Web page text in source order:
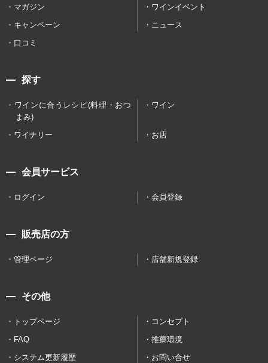
マガジン
ワインイベント
キャンペーン
ニュース
口コミ
探す
ワインに合うレシピ(料理・おつ
まみ)
ワイン
ワイナリー お店
会員サービス
ログイン 会員登録
販売店の方
管理ページ 店舗新規登録
その他
トップページ
コンセプト
FAQ
推薦環境
システム更新履歴
お問い合せ